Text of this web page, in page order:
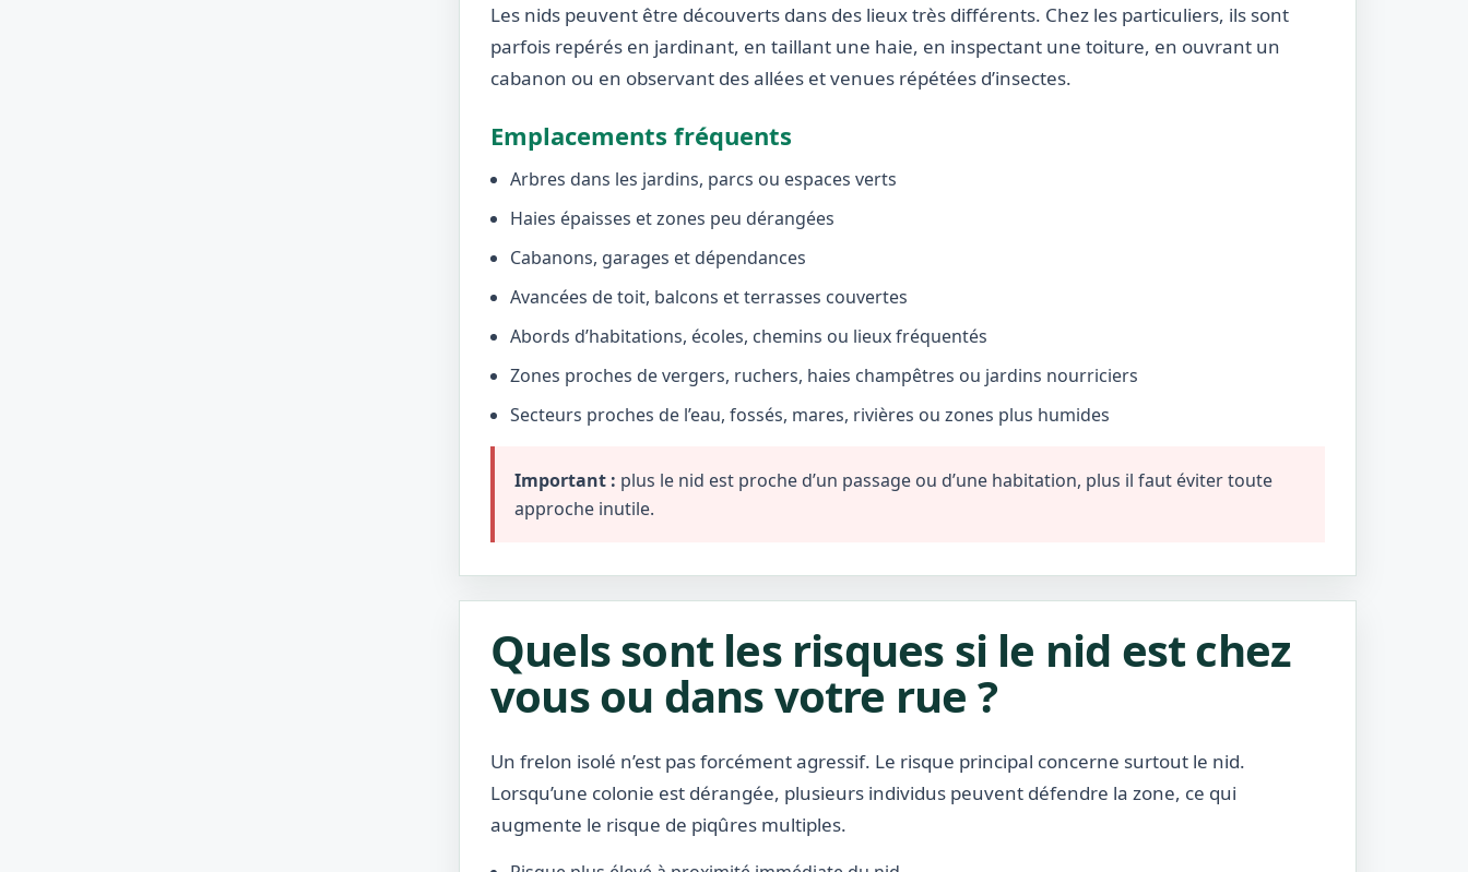
Les nids peuvent être découverts dans des lieux très différents. Chez les particuliers, ils sont
parfois repérés en jardinant, en taillant une haie, en inspectant une toiture, en ouvrant un
cabanon ou en observant des allées et venues répétées d’insectes.
Emplacements fréquents
Arbres dans les jardins, parcs ou espaces verts
Haies épaisses et zones peu dérangées
Cabanons, garages et dépendances
Avancées de toit, balcons et terrasses couvertes
Abords d’habitations, écoles, chemins ou lieux fréquentés
Zones proches de vergers, ruchers, haies champêtres ou jardins nourriciers
Secteurs proches de l’eau, fossés, mares, rivières ou zones plus humides
Important : plus le nid est proche d’un passage ou d’une habitation, plus il faut éviter toute
approche inutile.
Quels sont les risques si le nid est chez
vous ou dans votre rue ?
Un frelon isolé n’est pas forcément agressif. Le risque principal concerne surtout le nid.
Lorsqu’une colonie est dérangée, plusieurs individus peuvent défendre la zone, ce qui
augmente le risque de piqûres multiples.